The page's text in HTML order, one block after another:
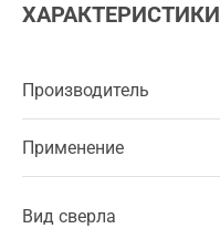
ХАРАКТЕРИСТИКИ
Производитель
Применение
Вид сверла